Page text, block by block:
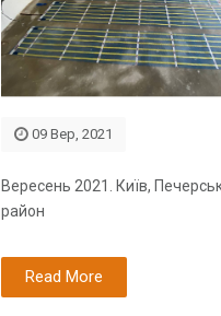
09 Вер, 2021
Вересень 2021. Київ,
район
Read More